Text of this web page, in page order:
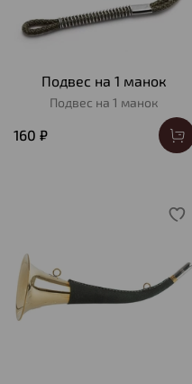
Подвес на 1 манок
Подвес на 1 манок
160 ₽